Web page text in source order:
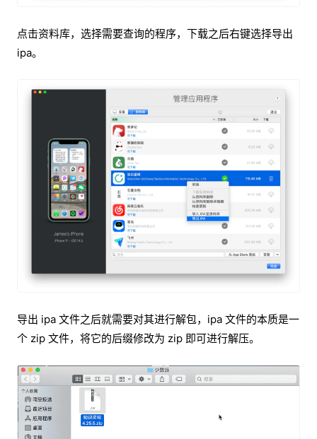
点击资料库，选择需要查询的程序，下载之后右键选择导出
ipa。
导出 ipa 文件之后就需要对其进行解包，ipa 文件的本质是一
个 zip 文件，将它的后缀修改为 zip 即可进行解压。